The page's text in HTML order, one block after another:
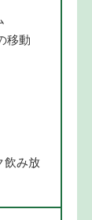
移動
飲み放